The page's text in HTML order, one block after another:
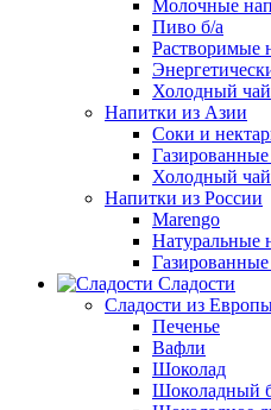
Молочные
Пиво б/а
Растворимые
Холодный чай
Напитки из Азии
Соки и
Холодный
Напитки из России
Marengo
Натуральные
Сладости
Сладости из
Печенье
Вафли
Шоколад
Шоколадный